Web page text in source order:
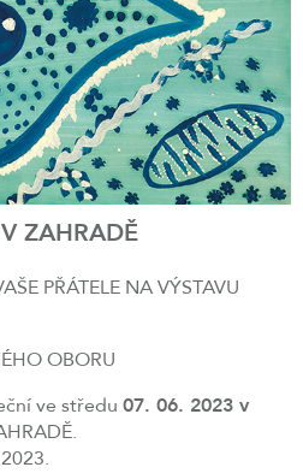
ZAHRADĚ
PŘÁTELE NA VÝSTAVU
OBORU
ve středu 07. 06. 2023 v